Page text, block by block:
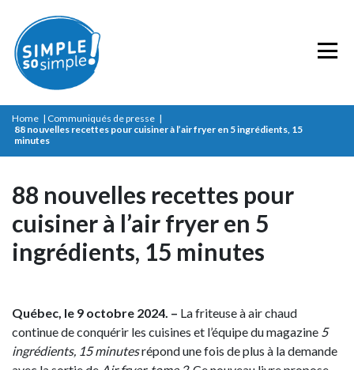
Home | Communiqués de presse |
88 nouvelles recettes pour cuisiner à l’air fryer en 5 ingrédients, 15
minutes
88 nouvelles recettes pour
cuisiner à l’air fryer en 5
ingrédients, 15 minutes
Québec, le 9 octobre 2024. – La friteuse à air chaud
continue de conquérir les cuisines et l’équipe du magazine 5
ingrédients, 15 minutesrépond une fois de plus à la demande